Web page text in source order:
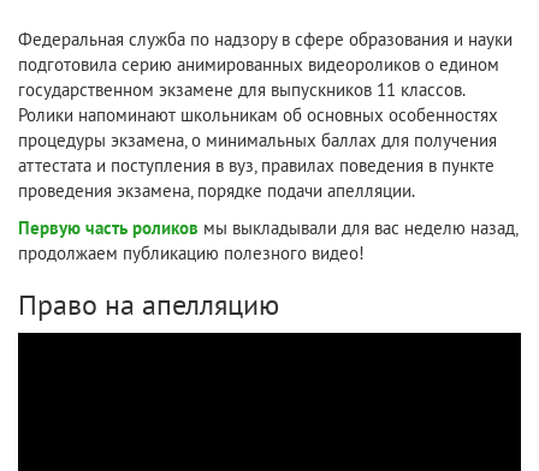
Федеральная служба по надзору в сфере образования и науки
подготовила серию анимированных видеороликов о едином
государственном экзамене для выпускников 11 классов.
Ролики напоминают школьникам об основных особенностях
процедуры экзамена, о минимальных баллах для получения
аттестата и поступления в вуз, правилах поведения в пункте
проведения экзамена, порядке подачи апелляции.
Первую часть роликов мы выкладывали для вас неделю назад,
продолжаем публикацию полезного видео!
Право на апелляцию